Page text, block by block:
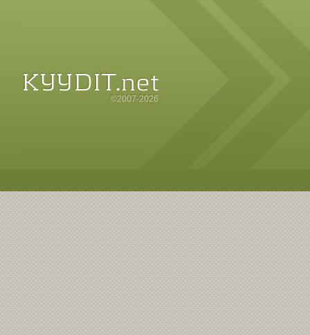
©2007-2026